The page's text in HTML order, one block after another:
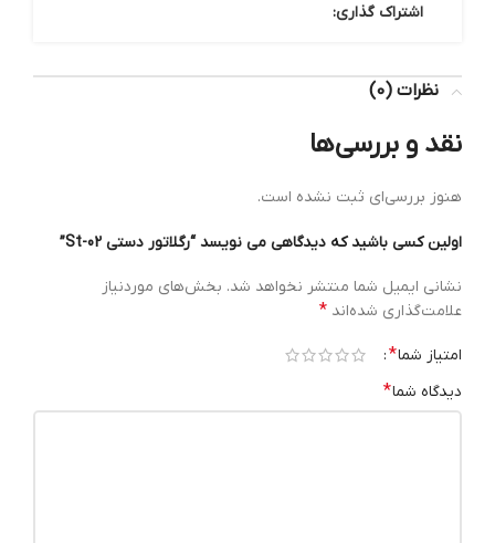
اشتراک گذاری:
نظرات (0)
نقد و بررسی‌ها
هنوز بررسی‌ای ثبت نشده است.
اولین کسی باشید که دیدگاهی می نویسد “رگلاتور دستی St-02”
نشانی ایمیل شما منتشر نخواهد شد. بخش‌های موردنیاز
علامت‌گذاری شده‌اند *
امتیاز شما*
دیدگاه شما*